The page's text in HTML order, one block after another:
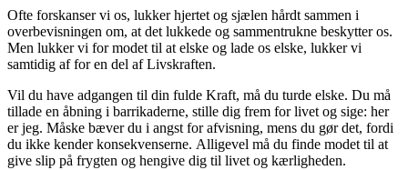
Ofte forskanser vi os, lukker hjertet og sjælen hårdt sammen i
overbevisningen om, at det lukkede og sammentrukne beskytter os.
Men lukker vi for modet til at elske og lade os elske, lukker vi
samtidig af for en del af Livskraften.
Vil du have adgangen til din fulde Kraft, må du turde elske. Du må
tillade en åbning i barrikaderne, stille dig frem for livet og sige: her
er jeg. Måske bæver du i angst for afvisning, mens du gør det, fordi
du ikke kender konsekvenserne. Alligevel må du finde modet til at
give slip på frygten og hengive dig til livet og kærligheden.